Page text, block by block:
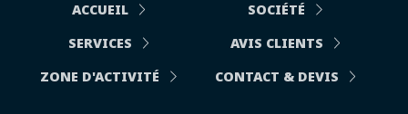
ACCUEIL
SOCIÉTÉ
SERVICES
AVIS CLIENTS
ZONE D'ACTIVITÉ
CONTACT & DEVIS